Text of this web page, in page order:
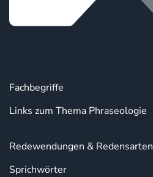
Fachbegriffe
Links zum Thema Phraseologie
Redewendungen & Redensarten
Sprichwörter